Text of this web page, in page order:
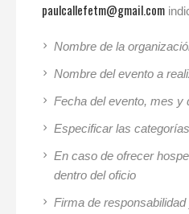
paulcallefetm@gmail.com
Nombre de la
Nombre del evento a
Fecha del evento, mes y
Especificar las categorías
En caso de ofrecer
dentro del oficio
Firma de